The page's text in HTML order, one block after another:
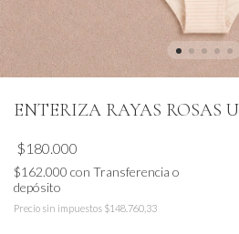
ENTERIZA RAYAS ROSAS
$180.000
$162.000 con Transferencia o
depósito
Precio sin impuestos $148.760,33